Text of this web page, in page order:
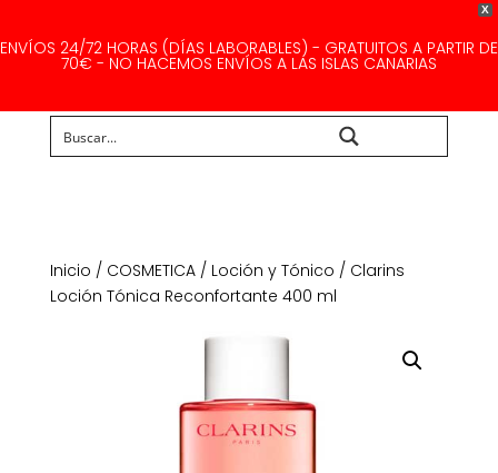
X
ENVÍOS 24/72 HORAS (DÍAS LABORABLES) - GRATUITOS A PARTIR DE
70€ - NO HACEMOS ENVÍOS A LAS ISLAS CANARIAS
Inicio / COSMETICA/ Loción y Tónico / Clarins
Loción Tónica Reconfortante 400 ml